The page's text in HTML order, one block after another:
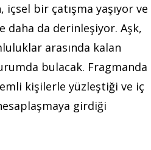
içsel bir çatışma yaşıyor ve
daha da derinleşiyor. Aşk,
arasında kalan
bulacak. Fragmanda
kişilerle yüzleştiği ve iç
girdiği